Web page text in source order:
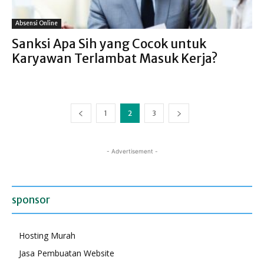
Absensi Online
Sanksi Apa Sih yang Cocok untuk
Karyawan Terlambat Masuk Kerja?
1 2 3
- Advertisement -
sponsor
Hosting Murah
Jasa Pembuatan Website